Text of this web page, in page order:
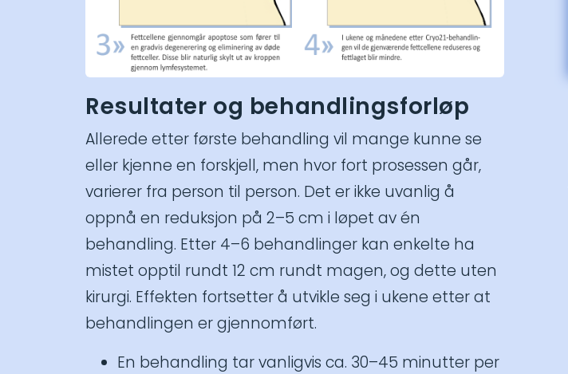
Resultater og behandlingsforløp
Allerede etter første behandling vil mange kunne se
eller kjenne en forskjell, men hvor fort prosessen går,
varierer fra person til person. Det er ikke uvanlig å
oppnå en reduksjon på 2–5 cm i løpet av én
behandling. Etter 4–6 behandlinger kan enkelte ha
mistet opptil rundt 12 cm rundt magen, og dette uten
kirurgi. Effekten fortsetter å utvikle seg i ukene etter at
behandlingen er gjennomført.
En behandling tar vanligvis ca. 30–45 minutter per